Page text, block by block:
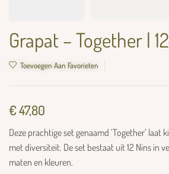
Grapat – Together |
Toevoegen Aan Favorieten
€47,80
Deze prachtige set genaamd ‘Together’ laat
met diversiteit. De set bestaat uit 12 Nins in
maten en kleuren.